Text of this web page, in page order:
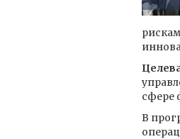
сфере
В